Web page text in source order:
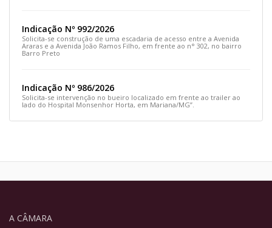
Indicação Nº 992/2026
Solicita-se construção de uma escadaria de acesso entre a Avenida
Araras e a Avenida João Ramos Filho, em frente ao n° 302, no bairro
Barro Preto
Indicação Nº 986/2026
Solicita-se intervenção no bueiro localizado em frente ao trailer ao
lado do Hospital Monsenhor Horta, em Mariana/MG”.
A CÂMARA